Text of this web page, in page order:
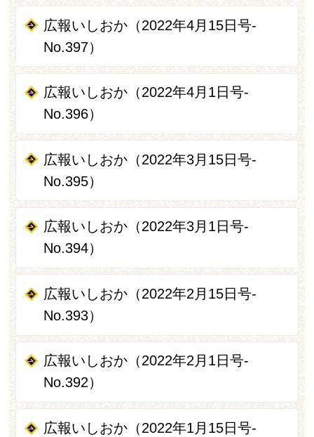
広報いしおか（2022年4月15日号-
No.397）
広報いしおか（2022年4月1日号-
No.396）
広報いしおか（2022年3月15日号-
No.395）
広報いしおか（2022年3月1日号-
No.394）
広報いしおか（2022年2月15日号-
No.393）
広報いしおか（2022年2月1日号-
No.392）
広報いしおか（2022年1月15日号-